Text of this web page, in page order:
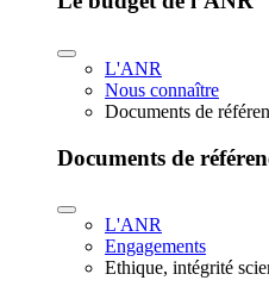
L'ANR
Nous connaître
Documents de
Documents de
L'ANR
Engagements
Ethique, intégrité